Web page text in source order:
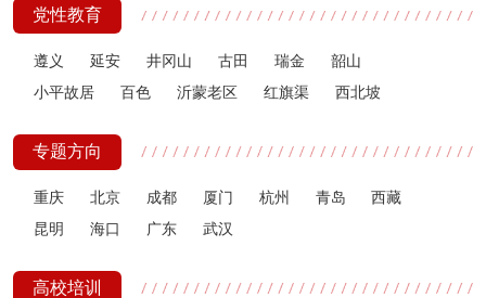
党性教育
遵义 延安 井冈山 古田 瑞金
韶山
小平故居
百色 沂蒙老区 红旗渠 西北坡
专题方向
重庆 北京 成都 厦门 杭州 青岛
西藏
昆明
海口 广东 武汉
高校培训